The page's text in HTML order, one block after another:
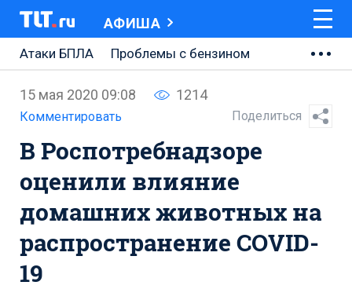
АФИША
Атаки БПЛА
Проблемы с бензином
Ремонт Центральной площади
Ремонт Обводного шоссе
Набережная Тольятти
Неделя Тольятти
15 мая 2020 09:08 1214
Комментировать Поделиться
В Роспотребнадзоре
оценили влияние
домашних животных на
распространение COVID-
19